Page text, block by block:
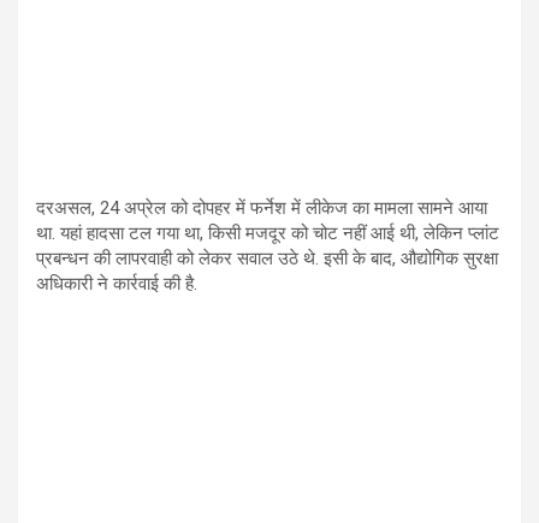
दरअसल, 24 अप्रेल को दोपहर में फर्नेश में लीकेज का मामला सामने आया
था. यहां हादसा टल गया था, किसी मजदूर को चोट नहीं आई थी, लेकिन प्लांट
प्रबन्धन की लापरवाही को लेकर सवाल उठे थे. इसी के बाद, औद्योगिक सुरक्षा
अधिकारी ने कार्रवाई की है.